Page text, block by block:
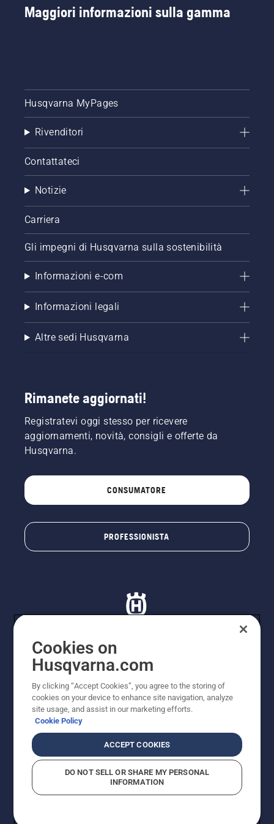
Maggiori informazioni sulla gamma
Husqvarna MyPages
Rivenditori
Contattateci
Notizie
Carriera
Gli impegni di Husqvarna sulla sostenibilità
Informazioni e-com
Informazioni legali
Altre sedi Husqvarna
Rimanete aggiornati!
Registratevi oggi stesso per ricevere
aggiornamenti, novità, consigli e offerte da
Husqvarna.
CONSUMATORE
PROFESSIONISTA
© Husqvarna AB (publ). Tutti i diritti riservati. I prezzi
Husqvarna Schweiz AG per i rivenditori specializzati
aderenti all’iniziativa, prezzi in CHF comprensivi di IVA
all’ 8,1% e TRA. Con riserva di modifica. Tutti i prezzi
indicati sono prezzi al dettaglio consigliati (IVA inclusa),
a meno che il prodotto non sia disponibile per l'acquisto
Informativa sulla privacyRiferimentiCGVF Negozio online
Segnalazione di presunte violazioni
Cookies on
Husqvarna.com
By clicking “Accept Cookies”, you agree to the storing of
cookies on your device to enhance site navigation, analyze
site usage, and assist in our marketing efforts.
Cookie Policy
ACCEPT COOKIES
DO NOT SELL OR SHARE MY PERSONAL
INFORMATION